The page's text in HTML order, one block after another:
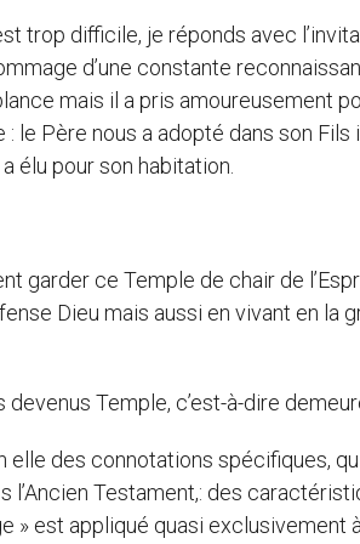
trop difficile, je réponds avec
d’une constante
mais il a pris amoureusement
le Père nous a adopté dans son
élu pour son habitation.
garder ce Temple de chair de
Dieu mais aussi en vivant en la
Temple, c’est-à-dire
des connotations spécifiques,
l’Ancien Testament,: des
» est appliqué quasi exclusivement